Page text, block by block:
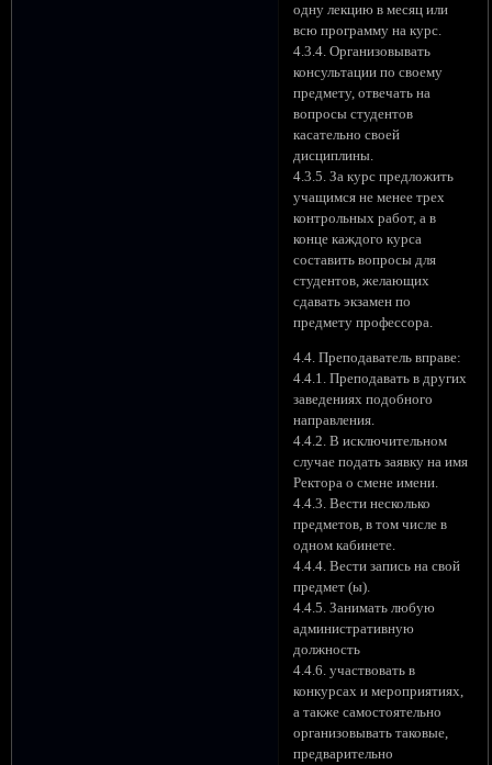
одну лекцию в месяц или
всю программу на курс.
4.3.4. Организовывать
консультации по своему
предмету, отвечать на
вопросы студентов
касательно своей
дисциплины.
4.3.5. За курс предложить
учащимся не менее трех
контрольных работ, а в
конце каждого курса
составить вопросы для
студентов, желающих
сдавать экзамен по
предмету профессора.
4.4. Преподаватель вправе:
4.4.1. Преподавать в других
заведениях подобного
направления.
4.4.2. В исключительном
случае подать заявку на имя
Ректора о смене имени.
4.4.3. Вести несколько
предметов, в том числе в
одном кабинете.
4.4.4. Вести запись на свой
предмет (ы).
4.4.5. Занимать любую
административную
должность
4.4.6. участвовать в
конкурсах и мероприятиях,
а также самостоятельно
организовывать таковые,
предварительно